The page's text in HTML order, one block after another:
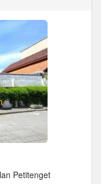
Petitenget